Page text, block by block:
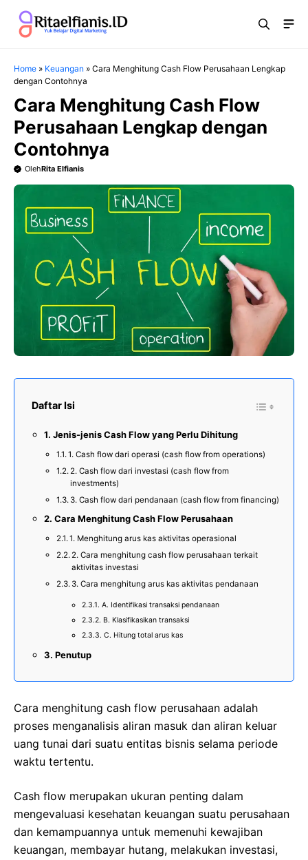
Langsung
Home » Keuangan » Cara Menghitung Cash Flow Perusahaan Lengkap
dengan Contohnya
Cara Menghitung Cash Flow
Perusahaan Lengkap dengan
Contohnya
OlehRita Elfianis
Daftar Isi
Jenis-jenis Cash Flow yang Perlu Dihitung
1. Cash flow dari operasi (cash flow from operations)
2. Cash flow dari investasi (cash flow from
investments)
3. Cash flow dari pendanaan (cash flow from financing)
Cara Menghitung Cash Flow Perusahaan
1. Menghitung arus kas aktivitas operasional
2. Cara menghitung cash flow perusahaan terkait
aktivitas investasi
3. Cara menghitung arus kas aktivitas pendanaan
A. Identifikasi transaksi pendanaan
B. Klasifikasikan transaksi
C. Hitung total arus kas
Penutup
Cara menghitung cash flow perusahaan adalah
proses menganalisis aliran masuk dan aliran keluar
uang tunai dari suatu entitas bisnis selama periode
waktu tertentu.
Cash flow merupakan ukuran penting dalam
mengevaluasi kesehatan keuangan suatu perusahaan
dan kemampuannya untuk memenuhi kewajiban
keuangan, membayar hutang, melakukan investasi,